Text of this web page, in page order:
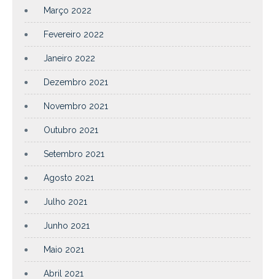
Março 2022
Fevereiro 2022
Janeiro 2022
Dezembro 2021
Novembro 2021
Outubro 2021
Setembro 2021
Agosto 2021
Julho 2021
Junho 2021
Maio 2021
Abril 2021